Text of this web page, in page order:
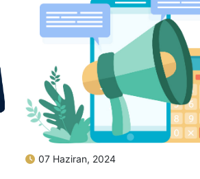
07 Haziran, 2024